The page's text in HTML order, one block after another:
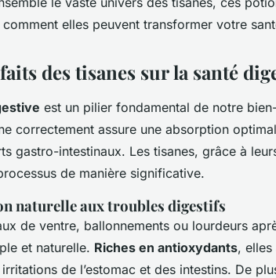
elles peuvent transformer votre
des tisanes sur la santé
est un pilier fondamental de notre
correctement assure une absorption
gastro-intestinaux. Les tisanes, grâce à
de manière significative.
naturelle aux troubles digestifs
de ventre, ballonnements ou lourdeurs
et naturelle. Riches en antioxydants, elles
de l’estomac et des intestins. De